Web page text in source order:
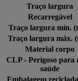
Traço largura
Recarregável
Traço largura mín.
Traço largura máx.
Material corpo
CLP - Perigoso para
saúde
Embalagem